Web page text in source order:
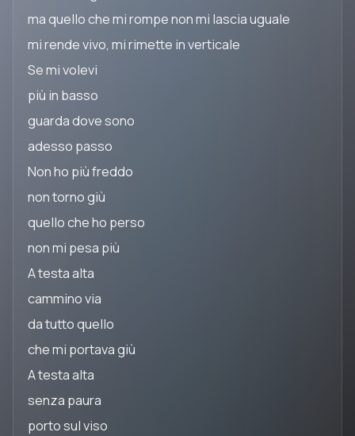
ma quello che mi rompe non mi lascia uguale
mi rende vivo, mi rimette in verticale
Se mi volevi
più in basso
guarda dove sono
adesso passo
Non ho più freddo
non torno giù
quello che ho perso
non mi pesa più
A testa alta
cammino via
da tutto quello
che mi portava giù
A testa alta
senza paura
porto sul viso